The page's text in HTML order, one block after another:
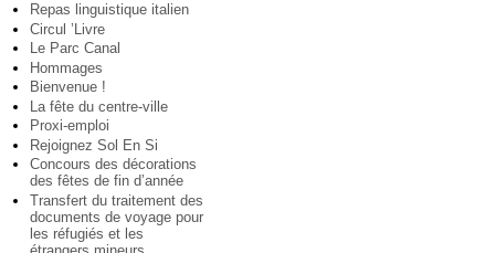
Repas linguistique italien
Circul ’Livre
Le Parc Canal
Hommages
Bienvenue !
La fête du centre-ville
Proxi-emploi
Rejoignez Sol En Si
Concours des décorations
des fêtes de fin d’année
Transfert du traitement des
documents de voyage pour
les réfugiés et les